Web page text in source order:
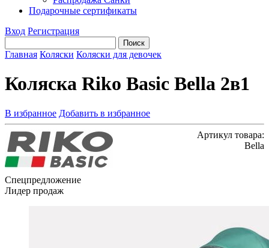
Подарочные сертификаты
Вход Регистрация
Главная Коляски Коляски для девочек
Коляска Riko Basic Bella 2в1
В избранное Добавить в избранное
Артикул товара:
Bella
Спецпредложение
Лидер продаж